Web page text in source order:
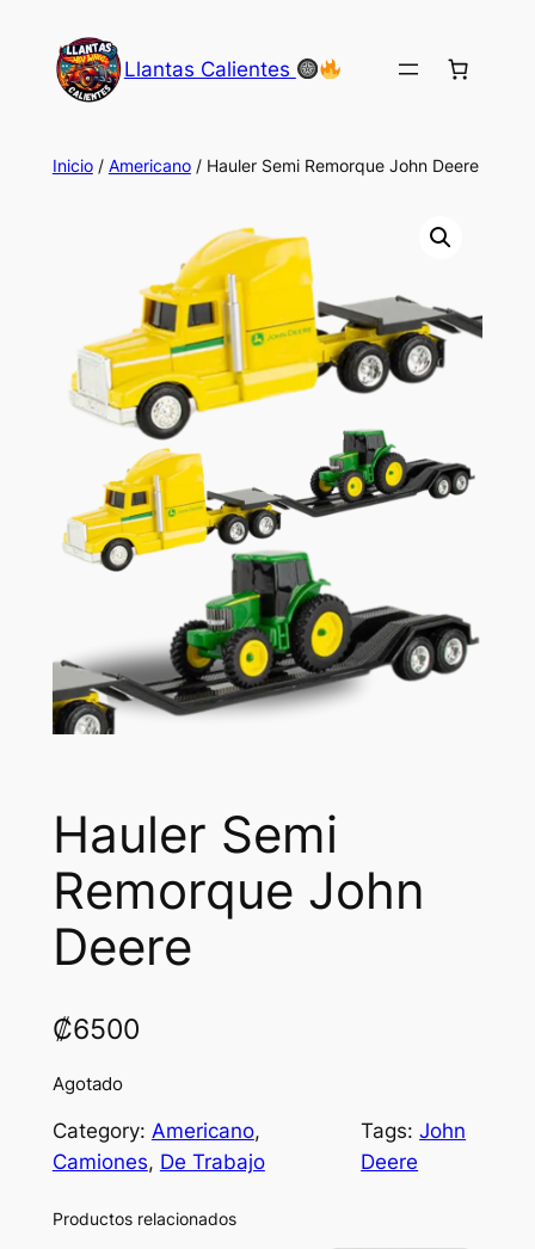
contenido
Llantas Calientes
Inicio/ Americano/ Hauler Semi Remorque John Deere
Hauler Semi
Remorque John
Deere
₡6500
Agotado
Category: Americano
Camiones, De Trabajo
Tags:John
Deere
Productos relacionados